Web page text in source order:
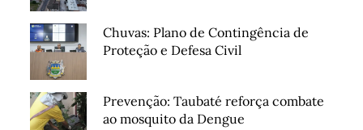
Chuvas: Plano de Contingência de
Proteção e Defesa Civil
Prevenção: Taubaté reforça combate
ao mosquito da Dengue